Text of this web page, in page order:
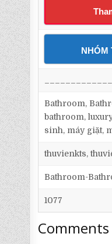
NHÓM
Bathroom,
bathroom,
sinh, máy giặt,
thuvienkts,
Bathroom-
1077
Comments